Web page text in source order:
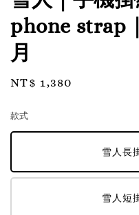
phone strap
月
Regular
NT$ 1,380
款式
雪人長
雪人短